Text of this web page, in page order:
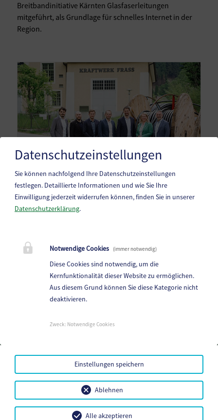
Breitbandinitiative Kärnten Glasfaserleitungen
mitgeführt, als Grundlage für schnelles Internet in der
Region.
St. Gertraud 1, 9413 St.Gertraud
Telefon: +43 4352 72 180
E-Mail:frantschach@ktn.gde.at
Heute,Geschlossen
Heute,Geschlossen
Mehr...
Amtssignatur
Handy-Signatur
Sitemap
Datenschutzeinstellungen
Sie können nachfolgend Ihre Datenschutzeinstellungen
festlegen. Detaillierte Informationen und wie Sie Ihre
Einwilligung jederzeit widerrufen können, finden Sie in unserer
Datenschutzerklärung.
Notwendige Cookies (immer notwendig)
Diese Cookies sind notwendig, um die
Kernfunktionalität dieser Website zu ermöglichen.
Aus diesem Grund können Sie diese Kategorie nicht
deaktivieren.
Zweck: Notwendige Cookies
Ablehnen
Einstellungen speichern
Alle akzeptieren